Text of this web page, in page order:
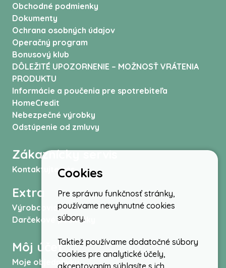
Obchodné podmienky
Dokumenty
Ochrana osobných údajov
Operačný program
Bonusový klub
DÔLEŽITÉ UPOZORNENIE – MOŽNOSŤ VRÁTENIA
PRODUKTU
Informácie a poučenia pre spotrebiteľa
HomeCredit
Nebezpečné výrobky
Odstúpenie od zmluvy
Zákaznícky servis
Kontaktujte nás
Extra
Výrobcovia
Darčekové poukážky
Môj účet
Moje objednávky
Cookies
Pre správnu funkčnosť stránky,
používame nevyhnutné cookies
súbory.
Taktiež používame dodatočné súbory
cookies pre analytické účely,
akceptovaním súhlasíte s ich